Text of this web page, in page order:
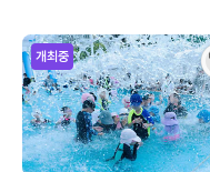
개최중